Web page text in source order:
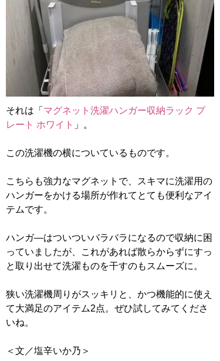
それは「 マグネット洗濯ハンガー収納ラック プ
レート ホワイト 」。
この洗濯機の横についているものです。
こちらも強力なマグネットで、スキマに洗濯用の
ハンガーをかける場所が作れてとても便利なアイ
テムです。
ハンガ―はついついバラバラになるので収納に困
っていましたが、これがあれば散らからずにすっ
と取り出せて洗濯ものを干すのもスムーズに。
狭い洗濯機周りがスッキリと、かつ機能的に使え
て大満足のアイテム2点。ぜひ試してみてくださ
いね。
＜文／塩辛いか乃＞